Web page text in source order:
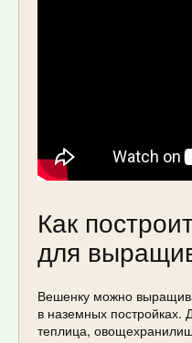
Как
для
Вешенку можно
в наземных постройках.
теплица,